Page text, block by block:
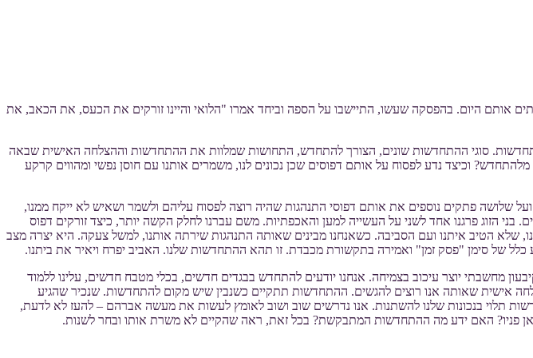
אותם היום. בהפסקה שעשו, התיישבו על הספה וביחד אמרו "הלואי והיינו זורקים את הכעס, את הכאב, את
סוגי ההתחדשות שונים, הצורך להתחדש, התחושות שמלוות את ההתחדשות וההצלחה האישית שבאה
וכיצד נדע לפסוח על אותם דפוסים שכן נכונים לנו, משמרים אותנו עם חוסן נפשי ומהווים קרקע
שלושה פתקים נוספים את אותם דפוסי התנהגות שהיה רוצה לפסוח עליהם ולשמר ושאיש לא ייקח ממנו,
הזוג פרגנו אחד לשני על העשייה למען והאכפתיות. משם עברנו לחלק הקשה יותר, כיצד זורקים דפוס
שלא הטיב איתנו ועם הסביבה. כשאנחנו מבינים שאותה התנהגות שירתה אותנו, למשל צעקה. היא יצרה מצב
של סימן "פסק זמן" ואמירה בתקשורת מכבדת. זו תהא ההתחדשות שלנו. האביב יפרח ויאיר את ביתנו.
מחשבתי יוצר עיכוב בצמיחה. אנחנו יודעים להתחדש בבגדים חדשים, בכלי מטבח חדשים, עלינו ללמוד
אישית שאותה אנו רוצים להגשים. ההתחדשות תתקיים כשנבין שיש מקום להתחדשות. שנכיר שהגיע
תלוי בנכונות שלנו להשתנות. אנו נדרשים שוב ושוב לאומץ לעשות את מעשה אברהם – להעז לא לדעת,
פניו? האם ידע מה ההתחדשות המתבקשת? בכל זאת, ראה שהקיים לא משרת אותו ובחר לשנות.